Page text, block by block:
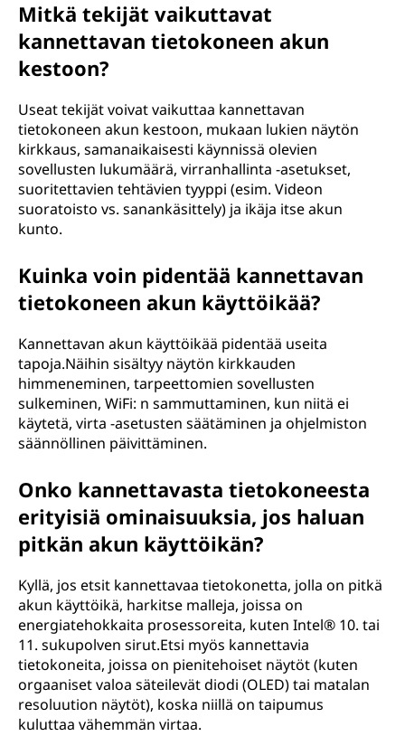
Mitkä tekijät vaikuttavat
kannettavan tietokoneen akun
kestoon?
Useat tekijät voivat vaikuttaa kannettavan
tietokoneen akun kestoon, mukaan lukien näytön
kirkkaus, samanaikaisesti käynnissä olevien
sovellusten lukumäärä, virranhallinta -asetukset,
suoritettavien tehtävien tyyppi (esim. Videon
suoratoisto vs. sanankäsittely) ja ikäja itse akun
kunto.
Kuinka voin pidentää kannettavan
tietokoneen akun käyttöikää?
Kannettavan akun käyttöikää pidentää useita
tapoja.Näihin sisältyy näytön kirkkauden
himmeneminen, tarpeettomien sovellusten
sulkeminen, WiFi: n sammuttaminen, kun niitä ei
käytetä, virta -asetusten säätäminen ja ohjelmiston
säännöllinen päivittäminen.
Onko kannettavasta tietokoneesta
erityisiä ominaisuuksia, jos haluan
pitkän akun käyttöikän?
Kyllä, jos etsit kannettavaa tietokonetta, jolla on pitkä
akun käyttöikä, harkitse malleja, joissa on
energiatehokkaita prosessoreita, kuten Intel® 10. tai
11. sukupolven sirut.Etsi myös kannettavia
tietokoneita, joissa on pienitehoiset näytöt (kuten
orgaaniset valoa säteilevät diodi (OLED) tai matalan
resoluution näytöt), koska niillä on taipumus
kuluttaa vähemmän virtaa.